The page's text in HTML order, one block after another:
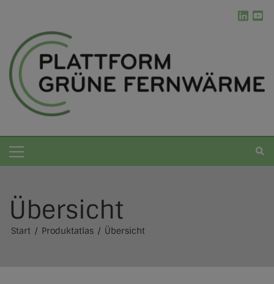
Grüne Fernwärme
Die Plattform
Kommunale Wärmeplanung
Übersicht
Start Produktatlas Übersicht